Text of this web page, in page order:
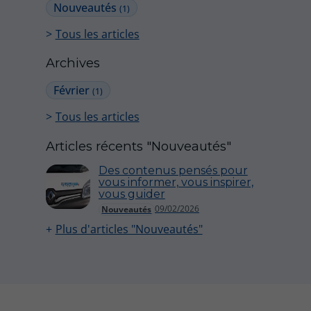
Nouveautés (1)
Tous les articles
Archives
Février (1)
Tous les articles
Articles récents "Nouveautés"
Nouveautés 09/02/2026
Des contenus pensés pour
vous informer, vous inspirer,
vous guider
Plus d'articles "Nouveautés"